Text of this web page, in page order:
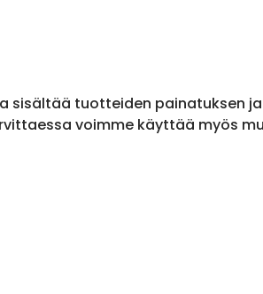
sisältää tuotteiden painatuksen
voimme käyttää myös